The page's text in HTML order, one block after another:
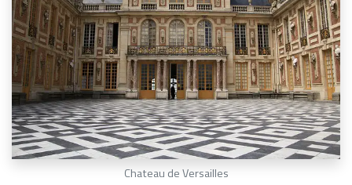
Chateau de Versailles